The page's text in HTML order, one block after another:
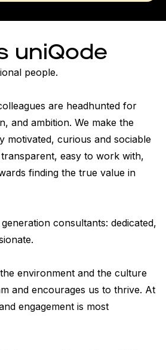
uniQode
people.
are headhunted for
and ambition. We make the
motivated, curious and sociable
easy to work with,
finding the true value in
consultants: dedicated,
environment and the culture
and encourages us to thrive. At
engagement is most